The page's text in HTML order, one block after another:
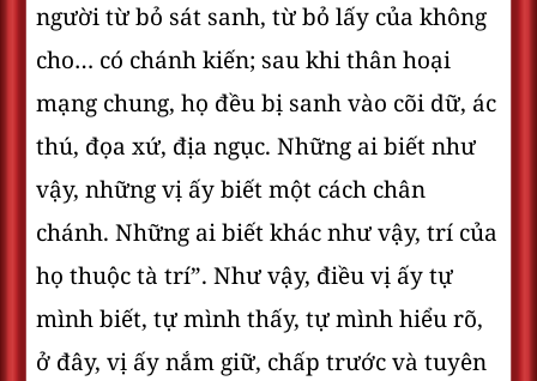
người từ bỏ sát sanh, từ bỏ lấy của không
cho… có chánh kiến; sau khi thân hoại
mạng chung, họ đều bị sanh vào cõi dữ, ác
thú, đọa xứ, địa ngục. Những ai biết như
vậy, những vị ấy biết một cách chân
chánh. Những ai biết khác như vậy, trí của
họ thuộc tà trí”. Như vậy, điều vị ấy tự
mình biết, tự mình thấy, tự mình hiểu rõ,
ở đây, vị ấy nắm giữ, chấp trước và tuyên